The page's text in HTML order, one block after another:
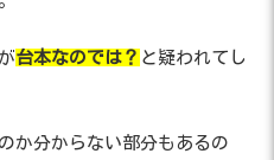
台本なのでは？ と疑われてし
か分からない部分もあるの